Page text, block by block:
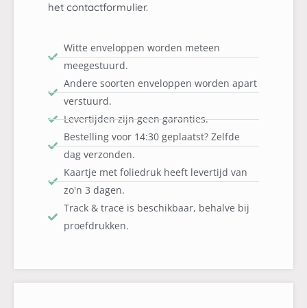
het contactformulier.
Witte enveloppen worden meteen
meegestuurd.
Andere soorten enveloppen worden apart
verstuurd.
Levertijden zijn geen garanties.
Bestelling voor 14:30 geplaatst? Zelfde
dag verzonden.
Kaartje met foliedruk heeft levertijd van
zo'n 3 dagen.
Track & trace is beschikbaar, behalve bij
proefdrukken.